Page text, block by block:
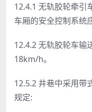
12.4.1 无轨胶轮牵引
车厢的安全控制系统
12.4.2 无轨胶轮车输
18km/h。
12.5.2 井巷中采用带
规定: